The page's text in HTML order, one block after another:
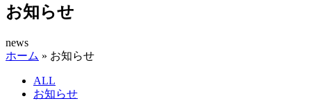
お知らせ
news
ホーム » お知らせ
ALL
お知らせ